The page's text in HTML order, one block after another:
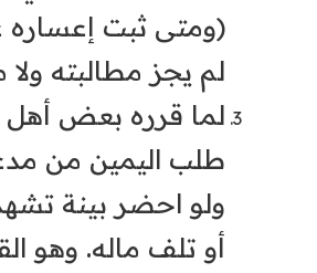
(ومتى ثبت إعساره
لم يجز مطالبته ولا
لما قرره بعض أهل
طلب اليمين من
ولو احضر بينة
أو تلف ماله. وهو